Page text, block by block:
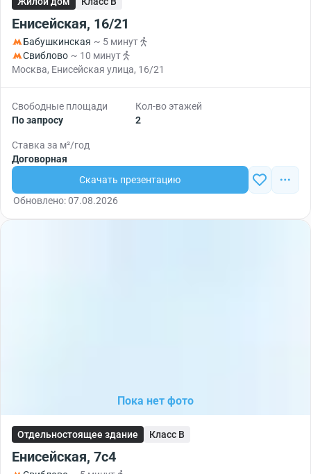
Енисейская, 16/21
Бабушкинская ~ 5 минут
Свиблово ~ 10 минут
Москва, Енисейская улица, 16/21
Свободные площади
По запросу
Кол-во этажей
2
Ставка за м²/год
Договорная
Скачать презентацию
Обновлено: 07.08.2026
Пока нет фото
Отдельностоящее здание Класс B
Енисейская, 7с4